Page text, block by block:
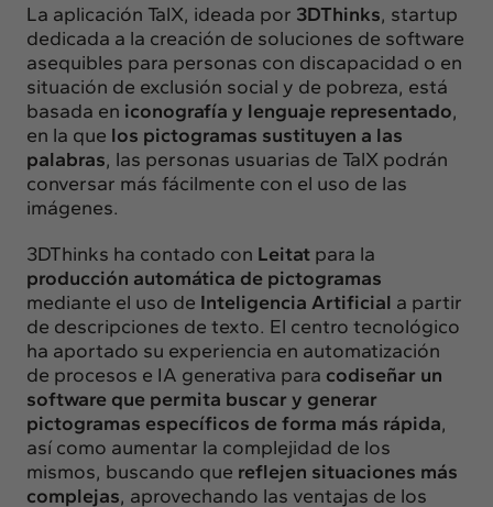
La aplicación TalX, ideada por 3DThinks, startup
dedicada a la creación de soluciones de software
asequibles para personas con discapacidad o en
situación de exclusión social y de pobreza, está
basada en iconografía y lenguaje representado,
en la que los pictogramas sustituyen a las
palabras, las personas usuarias de TalX podrán
conversar más fácilmente con el uso de las
imágenes.
3DThinks ha contado con Leitat para la
producción automática de pictogramas
mediante el uso de Inteligencia Artificial a partir
de descripciones de texto. El centro tecnológico
ha aportado su experiencia en automatización
de procesos e IA generativa para codiseñar un
software que permita buscar y generar
pictogramas específicos de forma más rápida,
así como aumentar la complejidad de los
mismos, buscando que reflejen situaciones más
complejas, aprovechando las ventajas de los